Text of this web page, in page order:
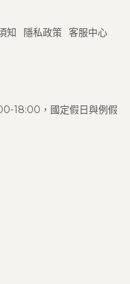
知 隱私政策 客服中心
18:00，國定假日與例假